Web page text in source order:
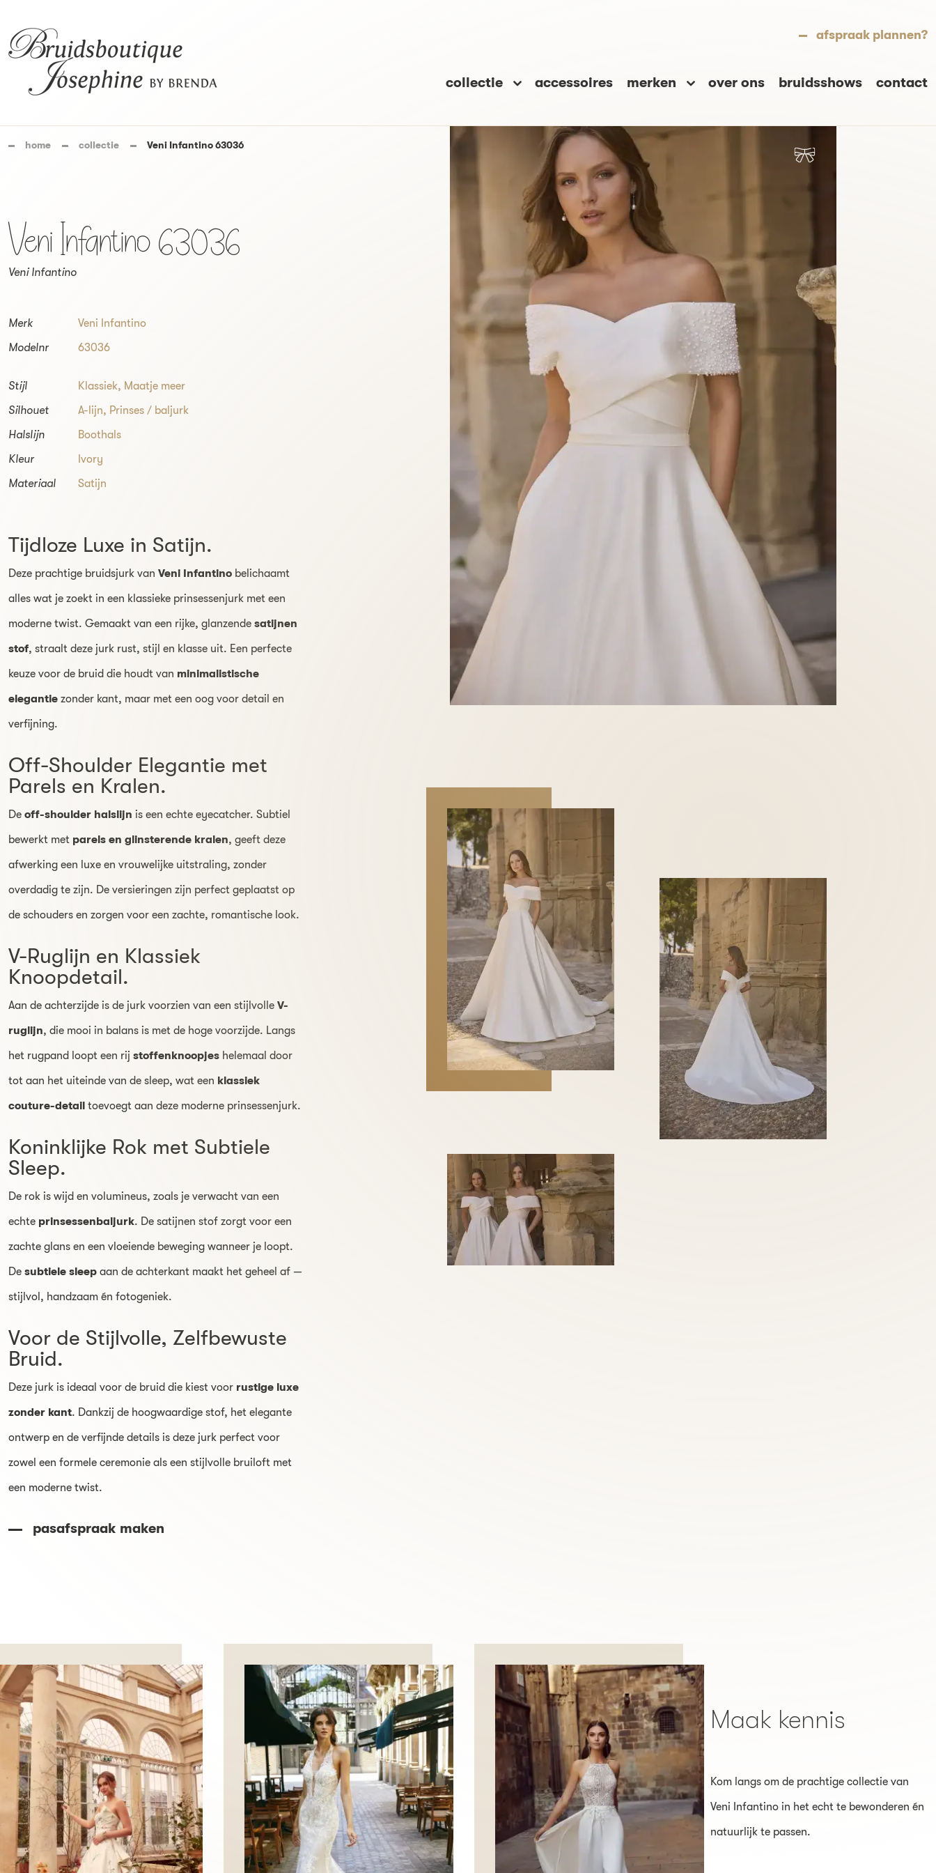
afspraak plannen?
collectie accessoires merken over ons bruidsshows contact
home collectie Veni Infantino 63036
Veni Infantino 63036
Veni Infantino
Merk
Veni Infantino
Modelnr
63036
Stijl Klassiek, Maatje meer
Silhouet
A-lijn, Prinses / baljurk
Halslijn
Boothals
Kleur
Ivory
Materiaal
Satijn
Tijdloze Luxe in Satijn.
Deze prachtige bruidsjurk van Veni Infantino belichaamt
alles wat je zoekt in een klassieke prinsessenjurk met een
moderne twist. Gemaakt van een rijke, glanzende satijnen
stof, straalt deze jurk rust, stijl en klasse uit. Een perfecte
keuze voor de bruid die houdt van minimalistische
elegantie zonder kant, maar met een oog voor detail en
verfijning.
Off-Shoulder Elegantie met
Parels en Kralen.
De off-shoulder halslijn is een echte eyecatcher. Subtiel
bewerkt met parels en glinsterende kralen, geeft deze
afwerking een luxe en vrouwelijke uitstraling, zonder
overdadig te zijn. De versieringen zijn perfect geplaatst op
de schouders en zorgen voor een zachte, romantische look.
V-Ruglijn en Klassiek
Knoopdetail.
Aan de achterzijde is de jurk voorzien van een stijlvolle V-
ruglijn, die mooi in balans is met de hoge voorzijde. Langs
het rugpand loopt een rij stoffenknoopjes helemaal door
tot aan het uiteinde van de sleep, wat een klassiek
couture-detail toevoegt aan deze moderne prinsessenjurk.
Koninklijke Rok met Subtiele
Sleep.
De rok is wijd en volumineus, zoals je verwacht van een
echte prinsessenbaljurk. De satijnen stof zorgt voor een
zachte glans en een vloeiende beweging wanneer je loopt.
De subtiele sleep aan de achterkant maakt het geheel af —
stijlvol, handzaam én fotogeniek.
Voor de Stijlvolle, Zelfbewuste
Bruid.
Deze jurk is ideaal voor de bruid die kiest voor rustige luxe
zonder kant. Dankzij de hoogwaardige stof, het elegante
ontwerp en de verfijnde details is deze jurk perfect voor
zowel een formele ceremonie als een stijlvolle bruiloft met
een moderne twist.
pasafspraak maken
Maak kennis
Kom langs om de prachtige collectie van
Veni Infantino in het echt te bewonderen én
natuurlijk te passen.